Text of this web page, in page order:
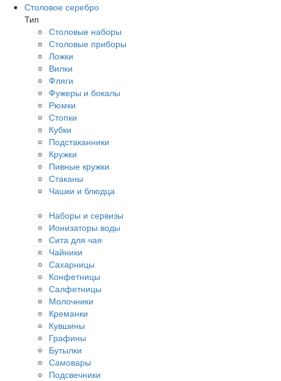
Столовое серебро
Тип
Столовые наборы
Столовые приборы
Ложки
Вилки
Фляги
Фужеры и бокалы
Рюмки
Стопки
Кубки
Подстаканники
Кружки
Пивные кружки
Стаканы
Чашки и блюдца
Наборы и сервизы
Ионизаторы воды
Сита для чая
Чайники
Сахарницы
Конфетницы
Салфетницы
Молочники
Креманки
Кувшины
Графины
Бутылки
Самовары
Подсвечники